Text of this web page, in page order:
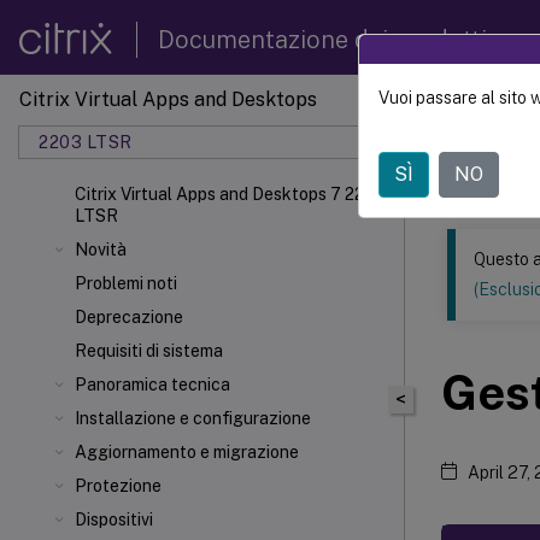
Documentazione dei prodotti
Citrix Virtual Apps and Desktops
2203 LTSR
Citrix Virtual Apps and Desktops 7 2203
LTSR
Novità
Problemi noti
Deprecazione
Requisiti di sistema
Panoramica tecnica
Installazione e configurazione
Aggiornamento e migrazione
Protezione
Dispositivi
Questo
<
Questo
April 27,
Vuoi passare al sito
SÌ NO